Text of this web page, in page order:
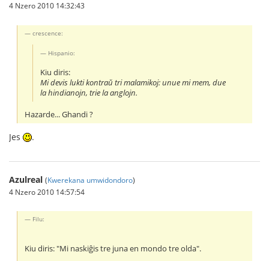
4 Nzero 2010 14:32:43
crescence:
Hispanio:
Kiu diris:
Mi devis lukti kontraŭ tri malamikoj: unue mi mem, due
la hindianojn, trie la anglojn.
Hazarde... Ghandi ?
Jes .
Azulreal (Kwerekana umwidondoro)
4 Nzero 2010 14:57:54
Filu:
Kiu diris: "Mi naskiĝis tre juna en mondo tre olda".